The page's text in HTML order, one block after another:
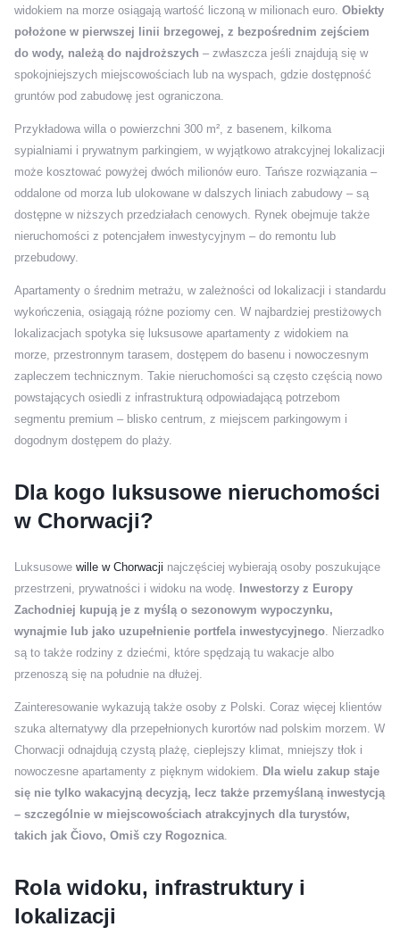
widokiem na morze osiągają wartość liczoną w milionach euro. Obiekty
położone w pierwszej linii brzegowej, z bezpośrednim zejściem
do wody, należą do najdroższych – zwłaszcza jeśli znajdują się w
spokojniejszych miejscowościach lub na wyspach, gdzie dostępność
gruntów pod zabudowę jest ograniczona.
Przykładowa willa o powierzchni 300 m², z basenem, kilkoma
sypialniami i prywatnym parkingiem, w wyjątkowo atrakcyjnej lokalizacji
może kosztować powyżej dwóch milionów euro. Tańsze rozwiązania –
oddalone od morza lub ulokowane w dalszych liniach zabudowy – są
dostępne w niższych przedziałach cenowych. Rynek obejmuje także
nieruchomości z potencjałem inwestycyjnym – do remontu lub
przebudowy.
Apartamenty o średnim metrażu, w zależności od lokalizacji i standardu
wykończenia, osiągają różne poziomy cen. W najbardziej prestiżowych
lokalizacjach spotyka się luksusowe apartamenty z widokiem na
morze, przestronnym tarasem, dostępem do basenu i nowoczesnym
zapleczem technicznym. Takie nieruchomości są często częścią nowo
powstających osiedli z infrastrukturą odpowiadającą potrzebom
segmentu premium – blisko centrum, z miejscem parkingowym i
dogodnym dostępem do plaży.
Dla kogo luksusowe nieruchomości
w Chorwacji?
Luksusowe wille w Chorwacji najczęściej wybierają osoby poszukujące
przestrzeni, prywatności i widoku na wodę. Inwestorzy z Europy
Zachodniej kupują je z myślą o sezonowym wypoczynku,
wynajmie lub jako uzupełnienie portfela inwestycyjnego. Nierzadko
są to także rodziny z dziećmi, które spędzają tu wakacje albo
przenoszą się na południe na dłużej.
Zainteresowanie wykazują także osoby z Polski. Coraz więcej klientów
szuka alternatywy dla przepełnionych kurortów nad polskim morzem. W
Chorwacji odnajdują czystą plażę, cieplejszy klimat, mniejszy tłok i
nowoczesne apartamenty z pięknym widokiem. Dla wielu zakup staje
się nie tylko wakacyjną decyzją, lecz także przemyślaną inwestycją
– szczególnie w miejscowościach atrakcyjnych dla turystów,
takich jak Čiovo, Omiš czy Rogoznica.
Rola widoku, infrastruktury i
lokalizacji